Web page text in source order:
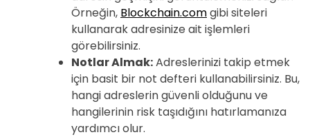
Örneğin, Blockchain.comgibi siteleri
kullanarak adresinize ait işlemleri
görebilirsiniz.
Notlar Almak:Adreslerinizi takip etmek
için basit bir not defteri kullanabilirsiniz. Bu,
hangi adreslerin güvenli olduğunu ve
hangilerinin risk taşıdığını hatırlamanıza
yardımcı olur.